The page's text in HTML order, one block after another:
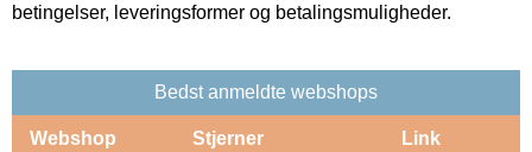
betingelser, leveringsformer og betalingsmuligheder.
Bedst anmeldte webshops
Webshop Stjerner Link